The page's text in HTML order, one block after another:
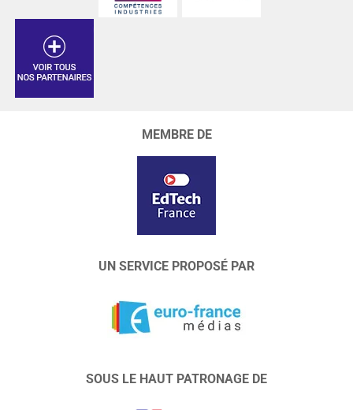
MEMBRE DE
UN SERVICE PROPOSÉ PAR
SOUS LE HAUT PATRONAGE DE